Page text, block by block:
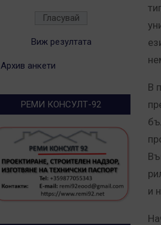
В
и
Виж резултата
Архив анкети
РЕМИ КОНСУЛТ-92